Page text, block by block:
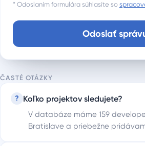
* Odoslaním formulára súhlasíte so
Odoslať
ČASTÉ OTÁZKY
? Koľko projektov sledujete?
V databáze máme 159
Bratislave a priebežne